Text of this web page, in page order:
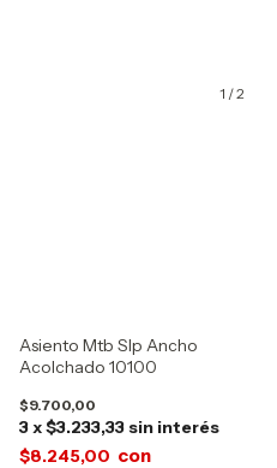
1 /2
Asiento Mtb Slp Ancho
Acolchado 10100
$9.700,00
3 x$3.233,33 sin interés
$8.245,00 con